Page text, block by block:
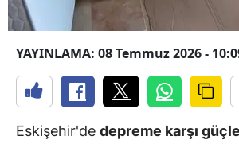
YAYINLAMA: 08 Temmuz 2026 -
Eskişehir'de depreme karşı